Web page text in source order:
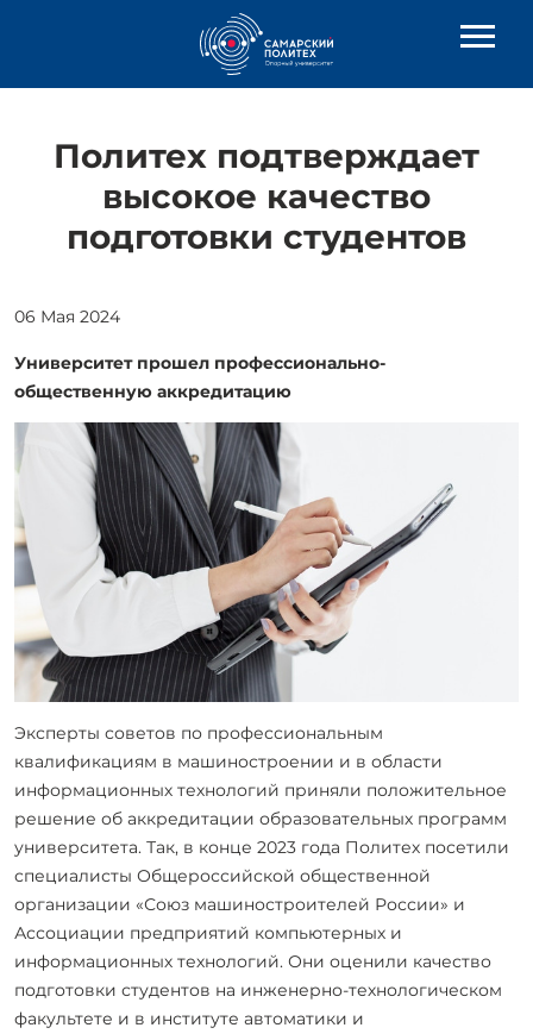
Политех подтверждает
высокое качество
подготовки студентов
06 Мая 2024
Университет прошел профессионально-
общественную аккредитацию
Эксперты советов по профессиональным
квалификациям в машиностроении и в области
информационных технологий приняли положительное
решение об аккредитации образовательных программ
университета. Так, в конце 2023 года Политех посетили
специалисты Общероссийской общественной
организации «Союз машиностроителей России» и
Ассоциации предприятий компьютерных и
информационных технологий. Они оценили качество
подготовки студентов на инженерно-технологическом
факультете и в институте автоматики и